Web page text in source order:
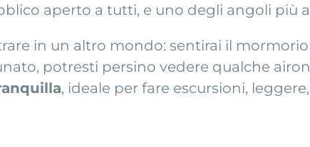
aperto a tutti, e uno degli angoli più
in un altro mondo: sentirai il
potresti persino vedere qualche
, ideale per fare escursioni,